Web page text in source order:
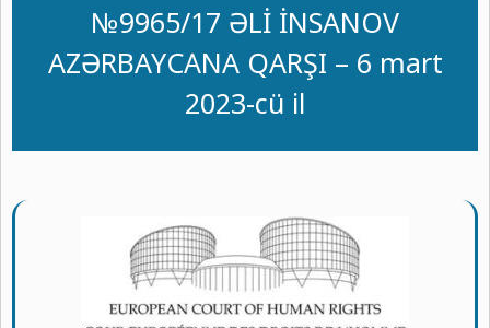
№9965/17 ƏLİ İNSANOV
AZƏRBAYCANA QARŞI – 6 mart
2023-cü il